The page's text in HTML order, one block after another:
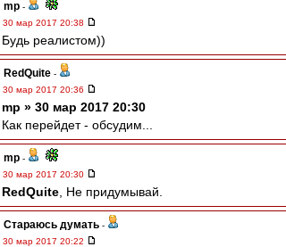
mp -
30 мар 2017 20:38
Будь реалистом))
RedQuite -
30 мар 2017 20:36
mp » 30 мар 2017 20:30
Как перейдет - обсудим...
mp -
30 мар 2017 20:30
RedQuite , Не придумывай.
Стараюсь думать -
30 мар 2017 20:22